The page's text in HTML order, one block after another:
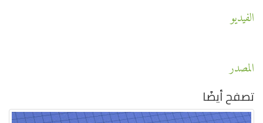
الفيديو
المصدر
تصفح أيضًا